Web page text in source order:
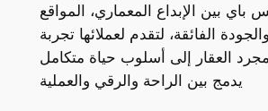
باي بين الإبداع المعماري، المواقع
والجودة الفائقة، لتقدم لعملائها تجربة
مجرد العقار إلى أسلوب حياة متكامل
يدمج بين الراحة والرقي والعملية